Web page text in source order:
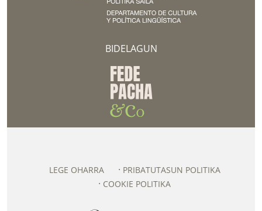
BIDELAGUN
LEGE OHARRA
PRIBATUTASUN POLITIKA
COOKIE POLITIKA